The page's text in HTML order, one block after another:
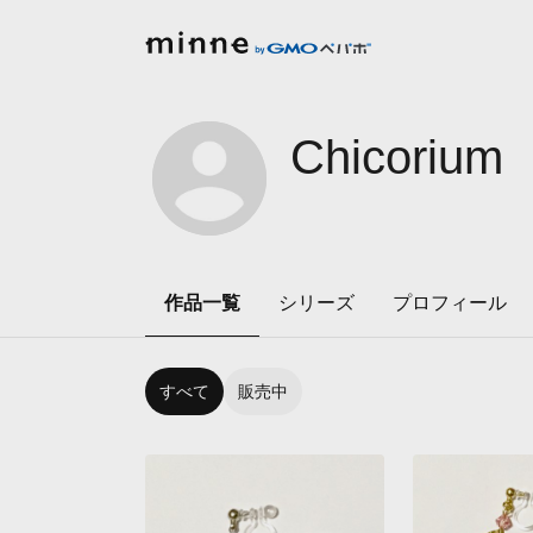
Chicorium
作品一覧 シリーズ プロフィール
すべて 販売中